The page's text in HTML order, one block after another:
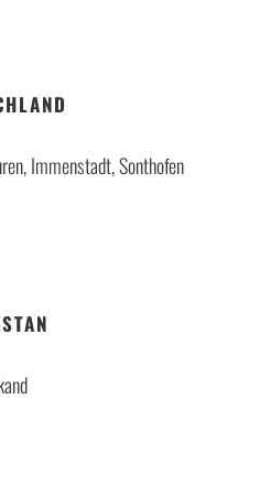
Immenstadt, Sonthofen